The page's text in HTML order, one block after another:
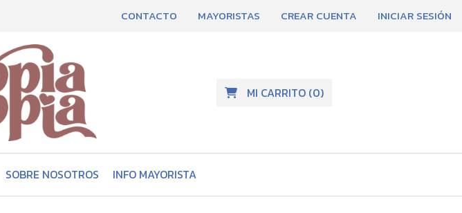
CONTACTO MAYORISTAS CREAR CUENTA INICIAR SESIÓN
MI CARRITO(0)
SOBRE NOSOTROS INFO MAYORISTA